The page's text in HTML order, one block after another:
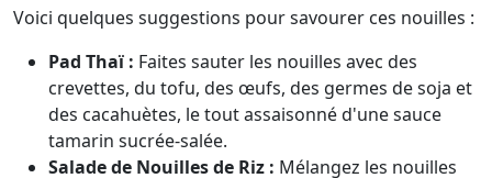
Voici quelques suggestions pour savourer ces nouilles :
Pad Thaï : Faites sauter les nouilles avec des
crevettes, du tofu, des œufs, des germes de soja et
des cacahuètes, le tout assaisonné d'une sauce
tamarin sucrée-salée.
Salade de Nouilles de Riz : Mélangez les nouilles